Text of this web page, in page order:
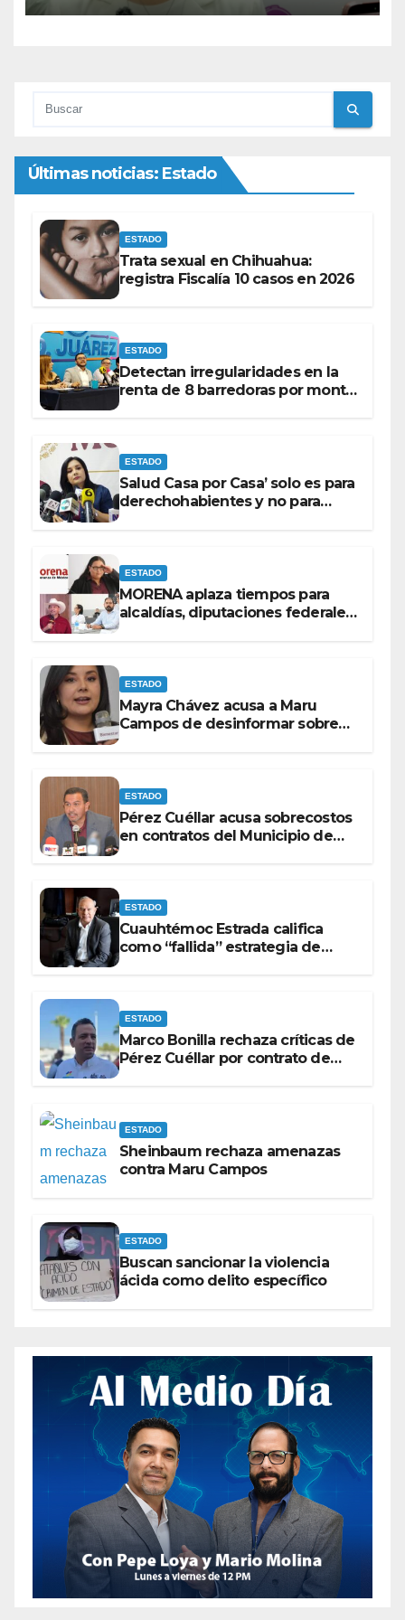
Últimas noticias: Estado
ESTADO
Trata sexual en Chihuahua:
registra Fiscalía 10 casos en 2026
ESTADO
Detectan irregularidades en la
renta de 8 barredoras por monto
ESTADO
Salud Casa por Casa’ solo es para
derechohabientes y no para
ESTADO
MORENA aplaza tiempos para
alcaldías, diputaciones federales
ESTADO
Mayra Chávez acusa a Maru
Campos de desinformar sobre
ESTADO
Pérez Cuéllar acusa sobrecostos
en contratos del Municipio de
ESTADO
Cuauhtémoc Estrada califica
como “fallida” estrategia de
ESTADO
Marco Bonilla rechaza críticas de
Pérez Cuéllar por contrato de
ESTADO
Sheinbaum rechaza amenazas
contra Maru Campos
ESTADO
Buscan sancionar la violencia
ácida como delito específico